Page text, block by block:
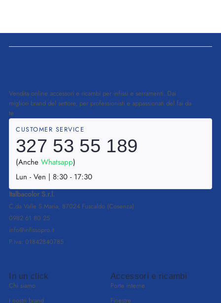
Vendita online accessori e ricambi per infissi e serramenti. Dai
migliori brand del settore, per professionisti e appassionati del fai da
te
CUSTOMER SERVICE
327 53 55 189
(AncheWhatsapp)
Lun - Ven | 8:30 - 17:30
Italbacolor S.r.l.
C.da Valle S.Maria, 87024 Fuscaldo (Cosenza)
0982 61 80 25
info@infissopro.it
P.Iva: 01842840785
In un click
Chi siamo
I nostri brand
Accessori e ricambi
Porte interne
Finestre